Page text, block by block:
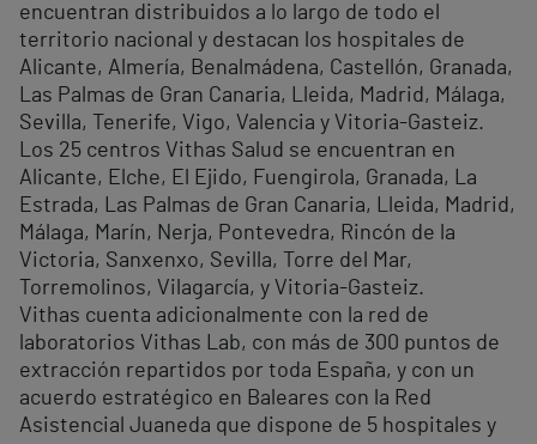
encuentran distribuidos a lo largo de todo el
territorio nacional y destacan los hospitales de
Alicante, Almería, Benalmádena, Castellón, Granada,
Las Palmas de Gran Canaria, Lleida, Madrid, Málaga,
Sevilla, Tenerife, Vigo, Valencia y Vitoria-Gasteiz.
Los 25 centros Vithas Salud se encuentran en
Alicante, Elche, El Ejido, Fuengirola, Granada, La
Estrada, Las Palmas de Gran Canaria, Lleida, Madrid,
Málaga, Marín, Nerja, Pontevedra, Rincón de la
Victoria, Sanxenxo, Sevilla, Torre del Mar,
Torremolinos, Vilagarcía, y Vitoria-Gasteiz.
Vithas cuenta adicionalmente con la red de
laboratorios Vithas Lab, con más de 300 puntos de
extracción repartidos por toda España, y con un
acuerdo estratégico en Baleares con la Red
Asistencial Juaneda que dispone de 5 hospitales y